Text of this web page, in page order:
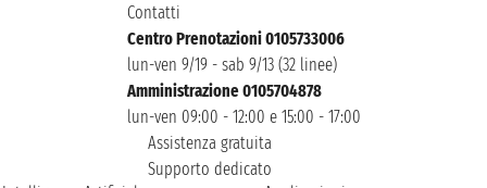
Contatti
Centro Prenotazioni 0105733006
lun-ven 9/19 - sab 9/13 (32 linee)
Amministrazione 0105704878
lun-ven 09:00 - 12:00 e 15:00 - 17:00
Assistenza gratuita
Supporto dedicato